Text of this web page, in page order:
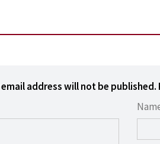
email address will not be